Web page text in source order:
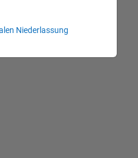
Niederlassung